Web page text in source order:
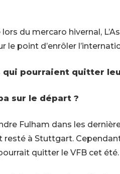
du mercaro hivernal, L’
le point d’enrôler
qui pourraient quitter
sur le départ ?
Fulham dans les
à Stuttgart.
quitter le VFB cet été.